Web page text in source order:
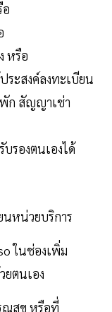
หรือ
ระสงค์ลงทะเบียน
พัก สัญญาเช่า
รองตนเองได้
หน่วยบริการ
ในช่องเพิ่ม
ตนเอง
ณสุข หรือที่